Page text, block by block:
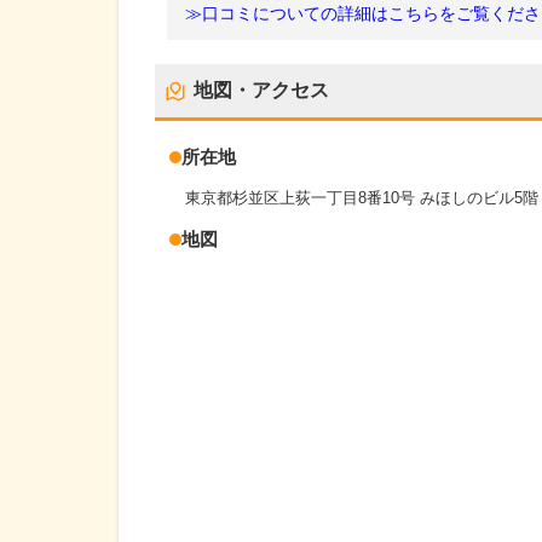
≫口コミについての詳細はこちらをご覧くだ
地図・アクセス
所在地
東京都杉並区上荻一丁目8番10号 みほしのビル5階
地図